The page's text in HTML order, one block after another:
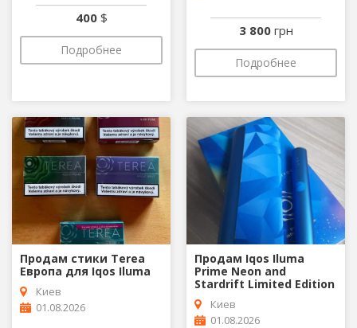
400 $
Подробнее
3 800 грн
Подробнее
Продам стики Terеa
Европа для Iqos Iluma
Киев
01.08.2026
Продам Iqos Iluma
Prime Neon and
Stardrift Limited Edition
Киев
01.08.2026